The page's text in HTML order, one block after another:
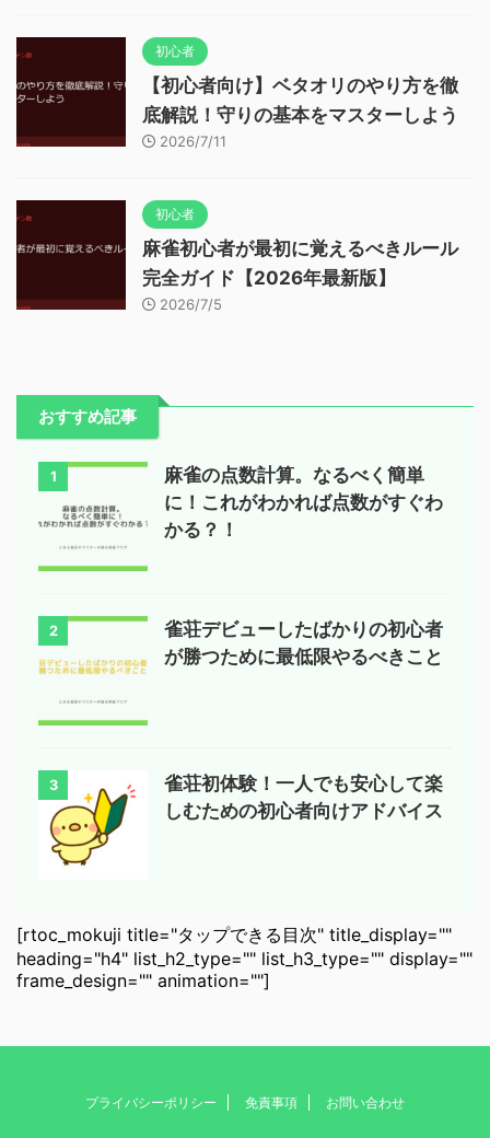
初心者
【初心者向け】ベタオリのやり方を徹
底解説！守りの基本をマスターしよう
2026/7/11
初心者
麻雀初心者が最初に覚えるべきルール
完全ガイド【2026年最新版】
2026/7/5
おすすめ記事
1
麻雀の点数計算。なるべく簡単
に！これがわかれば点数がすぐわ
かる？！
2
雀荘デビューしたばかりの初心者
が勝つために最低限やるべきこと
3
雀荘初体験！一人でも安心して楽
しむための初心者向けアドバイス
[rtoc_mokuji title="タップできる目次" title_display=""
heading="h4" list_h2_type="" list_h3_type="" display=""
frame_design="" animation=""]
プライバシーポリシー 免責事項 お問い合わせ